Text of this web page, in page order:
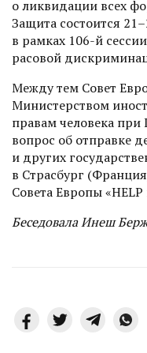
о ликвидации всех
Защита состоится
в рамках 106-й
расовой
Между тем Совет
Министерством
правам человека
вопрос об отправке
и других
в Страсбург
Совета Европы
Беседовала Инеш